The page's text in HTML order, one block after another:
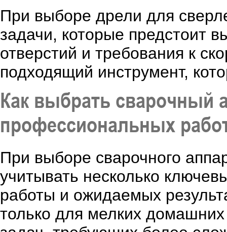
При выборе дрели для
задачи, которые предстоит
отверстий и требования к
подходящий инструмент,
Как выбрать сварочный
профессиональных
При выборе сварочного
учитывать несколько
работы и ожидаемых
только для мелких